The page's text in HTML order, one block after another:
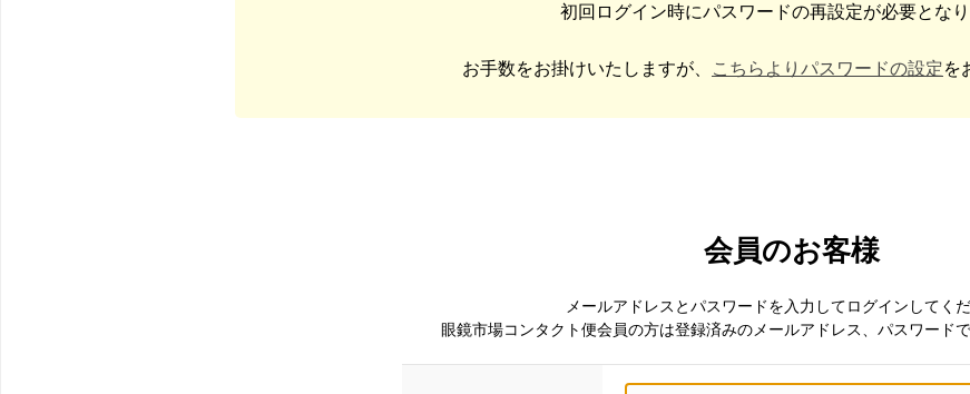
初回ログイン時にパスワードの再設定が必要となり
お手数をお掛けいたしますが、 こちらよりパスワードの設定を
会員のお客様
メールアドレスとパスワードを入力してログインしてくだ
眼鏡市場コンタクト便会員の方は登録済みのメールアドレス、パスワード